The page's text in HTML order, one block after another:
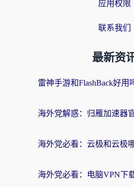
应用权限
联系我们
最新资